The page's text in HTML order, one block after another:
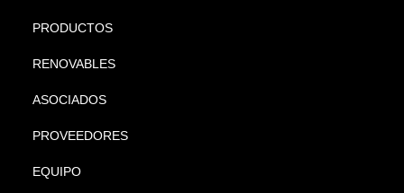
PRODUCTOS
RENOVABLES
ASOCIADOS
PROVEEDORES
EQUIPO